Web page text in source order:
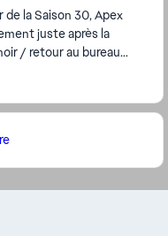
juste après la
/ retour au bureau